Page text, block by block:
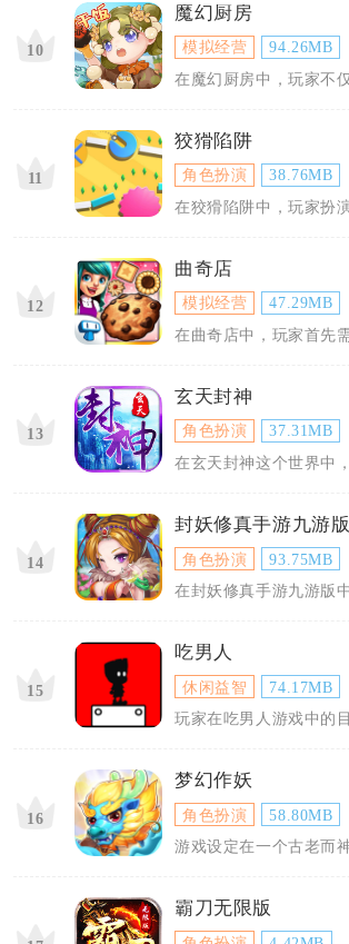
10
魔幻厨房
模拟经营
94.26MB
11
狡猾陷阱
角色扮演
38.76MB
12
曲奇店
模拟经营
47.29MB
13
玄天封神
角色扮演
37.31MB
14
封妖修真手游九游版
角色扮演
93.75MB
15
吃男人
休闲益智
74.17MB
16
梦幻作妖
角色扮演
58.80MB
霸刀无限版